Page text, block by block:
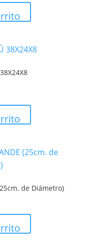
de Diámetro)